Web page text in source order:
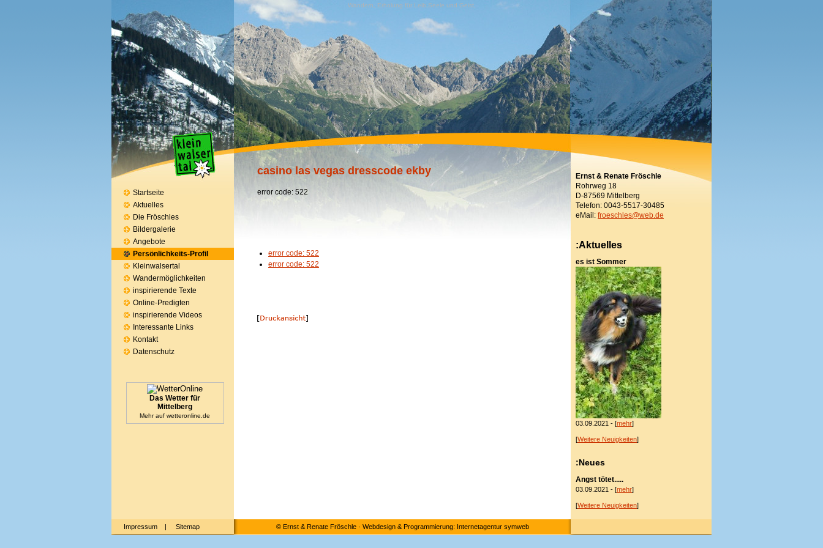
Wandern, Erholung für Leib,Seele und Geist,
casino las vegas dresscode ekby
error code: 522
error code: 522
error code: 522
Startseite
Aktuelles
Die Fröschles
Bildergalerie
Angebote
Persönlichkeits-Profil
Kleinwalsertal
Wandermöglichkeiten
inspirierende Texte
Online-Predigten
inspirierende Videos
Interessante Links
Kontakt
Datenschutz
Das Wetter für
Mittelberg
Mehr auf wetteronline.de
Ernst & Renate Fröschle
Rohrweg 18
D-87569 Mittelberg
Telefon: 0043-5517-30485
eMail: froeschles@web.de
:Aktuelles
es ist Sommer
03.09.2021 - [mehr]
[Weitere Neuigkeiten]
:Neues
Angst tötet.....
03.09.2021 - [mehr]
[Weitere Neuigkeiten]
Impressum | Sitemap © Ernst & Renate Fröschle· Webdesign & Programmierung: Internetagentur symweb